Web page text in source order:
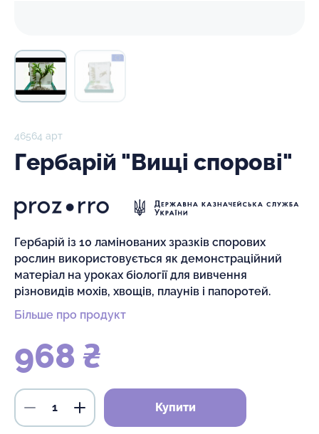
46564 арт
Гербарій "Вищі спорові"
Гербарій із 10 ламінованих зразків спорових
рослин використовується як демонстраційний
матеріал на уроках біології для вивчення
різновидів мохів, хвощів, плаунів і папоротей.
Більше про продукт
968 ₴
Купити